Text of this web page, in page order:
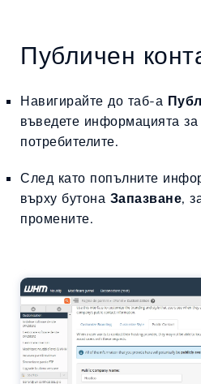
Публичен
Навигирайте до таб-а
въведете информацията за
потребителите.
След като попълните
върху бутона Запазване,
промените.